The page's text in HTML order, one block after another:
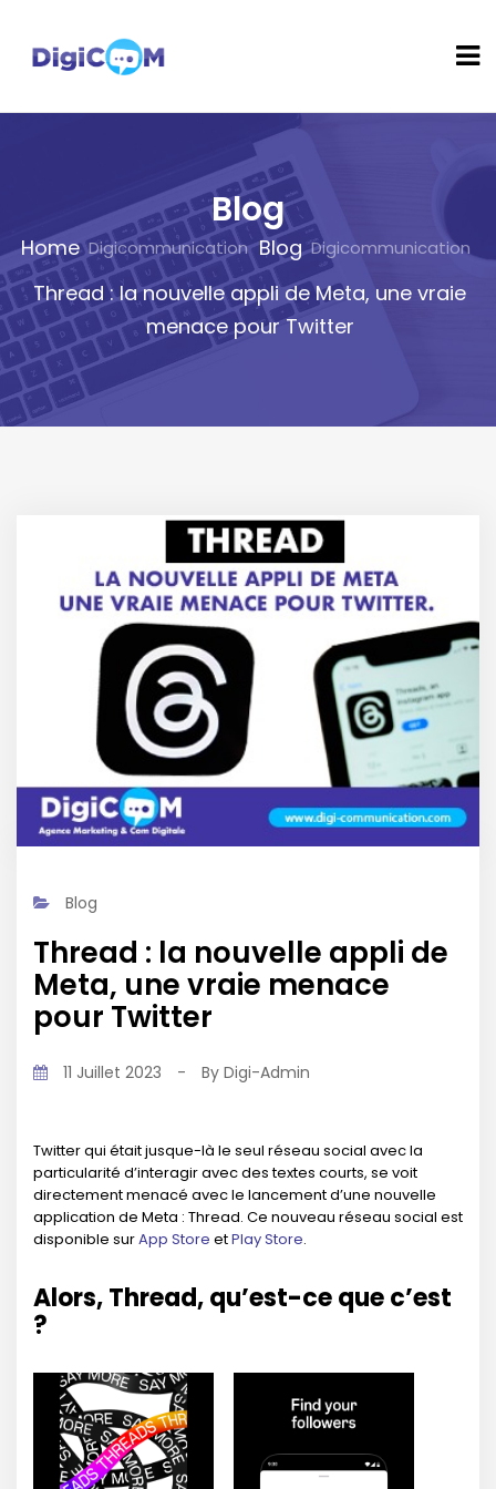
Blog
Home
Blog
Thread : la nouvelle appli de Meta, une vraie
menace pour Twitter
Blog
Thread : la nouvelle appli de
Meta, une vraie menace
pour Twitter
11 Juillet 2023 - By Digi-Admin
Twitter qui était jusque-là le seul réseau social avec la
particularité d’interagir avec des textes courts, se voit
directement menacé avec le lancement d’une nouvelle
application de Meta : Thread. Ce nouveau réseau social est
disponible surApp Store etPlay Store.
Alors, Thread, qu’est-ce que c’est
?